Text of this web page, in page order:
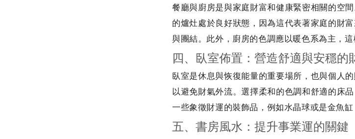
餐廳與廚房是與家庭財富和健康緊密相關的空
的爐灶處於良好狀態，因為這代表著家庭的財
與團結。此外，廚房的色調應以暖色系為主，
四、臥室佈置：營造舒適與安穩的
臥室是休息與恢復能量的重要場所，也與個人
以避免財氣外流。選擇柔和的色調和舒適的床
一些象徵財運的裝飾品，例如水晶球或是金魚缸
五、書房風水：提升事業運的關鍵